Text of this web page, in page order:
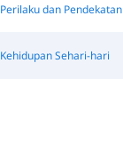
Perilaku dan Pendekatan
Kehidupan Sehari-hari